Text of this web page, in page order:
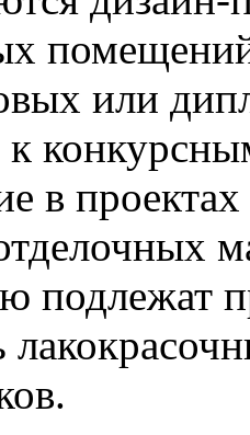
или
в
подлежат